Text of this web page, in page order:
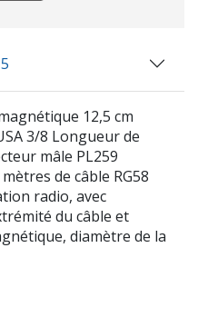
12,5 cm
3/8 Longueur de
mâle PL259
de câble RG58
radio, avec
du câble et
diamètre de la